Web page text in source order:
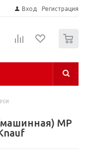
Вход Регистрация
MP